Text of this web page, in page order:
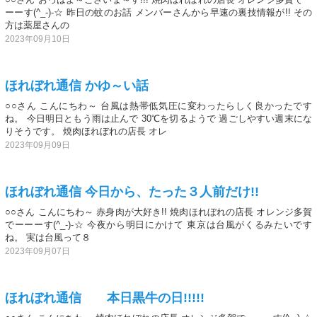
ーーす(^_-)-☆ 昨日の蚊のお話 メンバーさんから早速の裏技情報が!! その
方は薬屋さんの
2023年09月10日
ほれぼれ通信 かゆ～い話
○○さん こんにちわ～ 台風は熱帯低気圧に変わったらしく良かったです
ね。 今日明日ともう雨は止んで 30℃を切るようで 過ごしやすい週末にな
りそうです。 焼肉ほれぼれの店長 オレ
2023年09月09日
ほれぼれ通信 今日から、たった３人前だけ!!
○○さん こんにちわ～ 赤身肉が大好き!! 焼肉ほれぼれの店長 オレンジ多賀
でーーーす(^_-)-☆ 今夜から明日にかけて 東京は台風がくるみたいです
ね。 実は台風って８
2023年09月07日
ほれぼれ通信 本日黒牛の日!!!!!